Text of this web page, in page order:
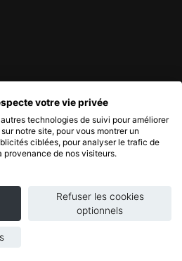
votre vie privée
technologies de suivi pour améliorer
notre site, pour vous montrer un
ciblées, pour analyser le trafic de
provenance de nos visiteurs.
Refuser les cookies
optionnels